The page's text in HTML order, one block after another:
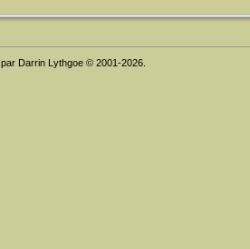
Darrin Lythgoe © 2001-2026.